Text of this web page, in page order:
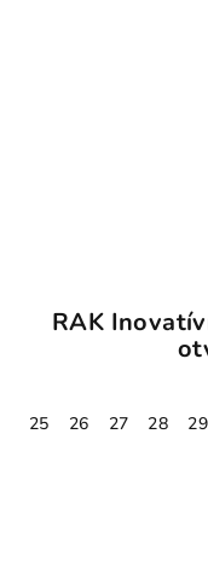
RAK
25 26 27 28 29